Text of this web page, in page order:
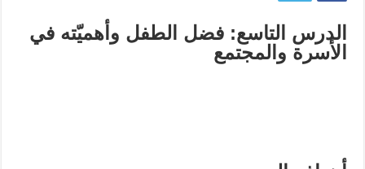
الدرس التاسع: فضل الطفل وأهميّته في
الأسرة والمجتمع